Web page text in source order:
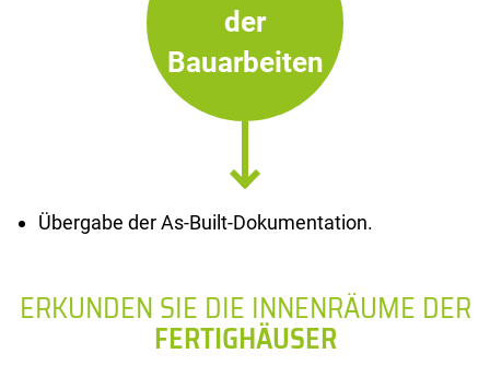
der
Bauarbeiten
Übergabe der As-Built-Dokumentation.
ERKUNDEN SIE DIE INNENRÄUME DER
FERTIGHÄUSER